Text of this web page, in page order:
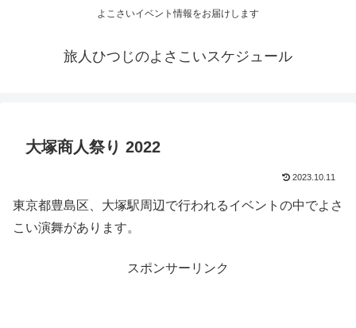
よこさいイベント情報をお届けします
旅人ひつじのよさこいスケジュール
大塚商人祭り 2022
2023.10.11
東京都豊島区、大塚駅周辺で行われるイベントの中でよさ
こい演舞があります。
スポンサーリンク